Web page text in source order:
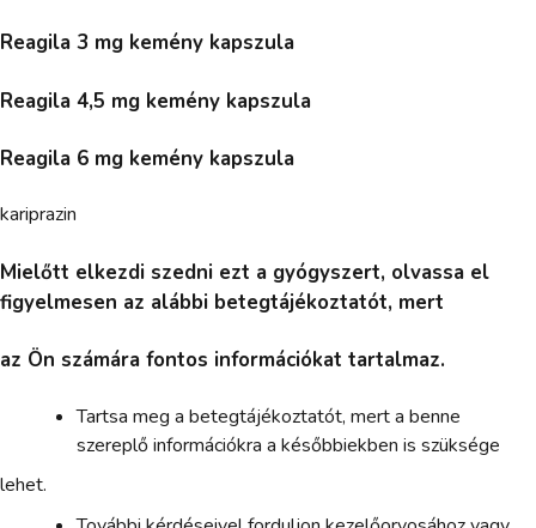
Reagila 3 mg kemény kapszula
Reagila 4,5 mg kemény kapszula
Reagila 6 mg kemény kapszula
kariprazin
Mielőtt elkezdi szedni ezt a gyógyszert, olvassa el
figyelmesen az alábbi betegtájékoztatót, mert
az Ön számára fontos információkat tartalmaz.
Tartsa meg a betegtájékoztatót, mert a benne
szereplő információkra a későbbiekben is szüksége
lehet.